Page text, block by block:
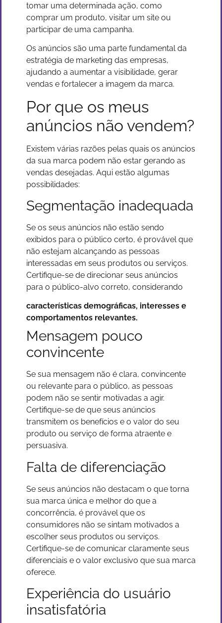
tomar uma determinada ação, como
comprar um produto, visitar um site ou
participar de uma campanha.
Os anúncios são uma parte fundamental da
estratégia de marketing das empresas,
ajudando a aumentar a visibilidade, gerar
vendas e fortalecer a imagem da marca.
Por que os meus
anúncios não vendem?
Existem várias razões pelas quais os anúncios
da sua marca podem não estar gerando as
vendas desejadas. Aqui estão algumas
possibilidades:
Segmentação inadequada
Se os seus anúncios não estão sendo
exibidos para o público certo, é provável que
não estejam alcançando as pessoas
interessadas em seus produtos ou serviços.
Certifique-se de direcionar seus anúncios
para o público-alvo correto, considerando
características demográficas, interesses e
comportamentos relevantes.
Mensagem pouco
convincente
Se sua mensagem não é clara, convincente
ou relevante para o público, as pessoas
podem não se sentir motivadas a agir.
Certifique-se de que seus anúncios
transmitem os benefícios e o valor do seu
produto ou serviço de forma atraente e
persuasiva.
Falta de diferenciação
Se seus anúncios não destacam o que torna
sua marca única e melhor do que a
concorrência, é provável que os
consumidores não se sintam motivados a
escolher seus produtos ou serviços.
Certifique-se de comunicar claramente seus
diferenciais e o valor exclusivo que sua marca
oferece.
Experiência do usuário
insatisfatória